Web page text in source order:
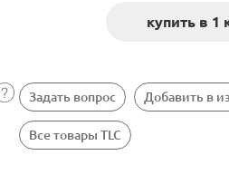
Задать вопрос Добавить в
Все товары TLC